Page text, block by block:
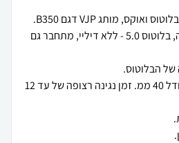
אוזניות פרימיום של החברה, בלוטוס 5.0 - ללא דיליי, מתחבר גם
שמע מעולה - דרייברים בגודל 40 ממ. זמן נגינה רצופה של עד 12